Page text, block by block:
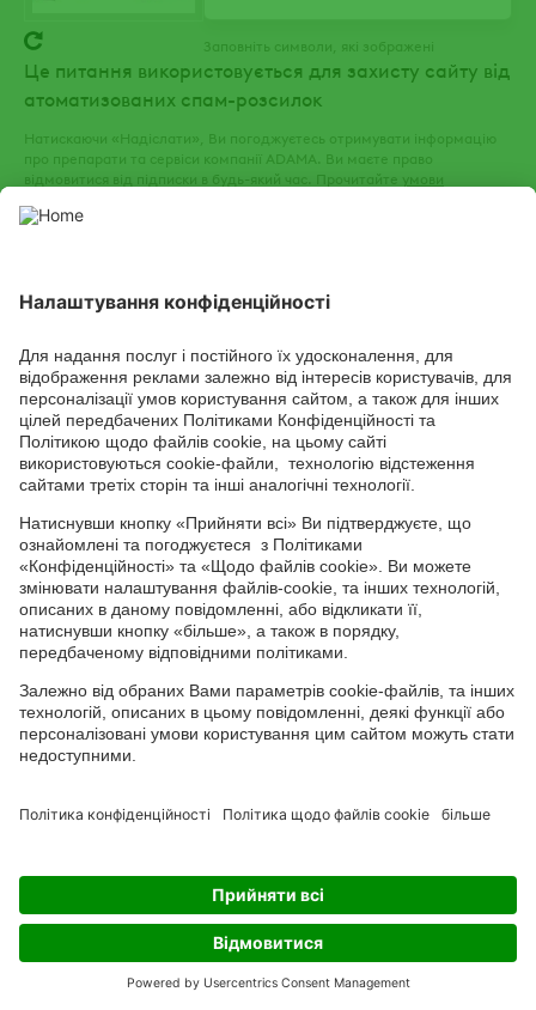
Заповніть символи, які зображені
Це питання використовується для захисту сайту від
атоматизованих спам-розсилок
Натискаючи «Надіслати», Ви погоджуєтесь отримувати інформацію
про препарати та сервіси компанії ADAMA. Ви маєте право
відмовитися від підписки в будь-який час. Прочитайте умови
СОЦІАЛЬНІ СЕРВІСИ
Youtube
Channel
FacebookTikTok
Головний офіс: 04050, м. Київ, вул. М. Пимоненка, 13, БЦ "Форум
Ділове Містечко", офіс 4А/41; тел.: +38 044 232 44 14; e-mail:
ukraine@adama.com
Використовуйте пестициди з обережністю. Завжди читайте
етикетку та інформацію про препарат перед використанням,
звертаючи особливу увагу на додаткові інструкції, піктограми
препарату. Інформація та рекомендації, які містяться у тарній
етикетці, ґрунтуються на наявному досвіді, а також на
результатах Державних реєстраційних випробувань. У випадку
будь-яких відхилень від оптимальних параметрів не можна
препарату не можуть нести відповідальність
Чуємо Вивчаємо Робимо